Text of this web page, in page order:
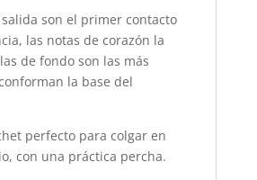
salida son el primer contacto
las notas de corazón la
de fondo son las más
la base del
perfecto para colgar en
con una práctica percha.